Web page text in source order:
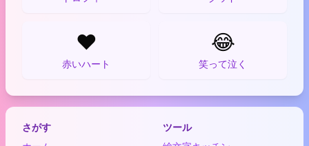
❤️
赤いハート
😂
笑って泣く
さがす
ツール